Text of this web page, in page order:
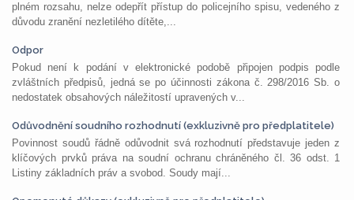
plném rozsahu, nelze odepřít přístup do policejního spisu, vedeného z
důvodu zranění nezletilého dítěte,...
Odpor
Pokud není k podání v elektronické podobě připojen podpis podle
zvláštních předpisů, jedná se po účinnosti zákona č. 298/2016 Sb. o
nedostatek obsahových náležitostí upravených v...
Odůvodnění soudního rozhodnutí (exkluzivně pro předplatitele)
Povinnost soudů řádně odůvodnit svá rozhodnutí představuje jeden z
klíčových prvků práva na soudní ochranu chráněného čl. 36 odst. 1
Listiny základních práv a svobod. Soudy mají...